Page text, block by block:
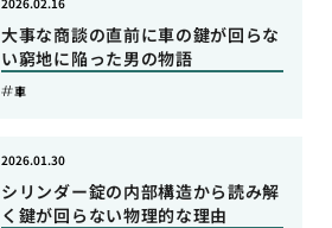
大事な商談の直前に車の鍵が回らな
い窮地に陥った男の物語
車
シリンダー錠の内部構造から読み解
く鍵が回らない物理的な理由
2026.01.30